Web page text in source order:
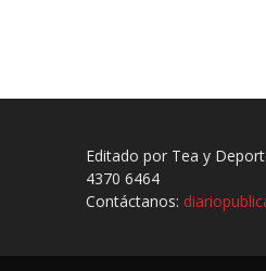
Editado por Tea y
4370 6464
Contáctanos: